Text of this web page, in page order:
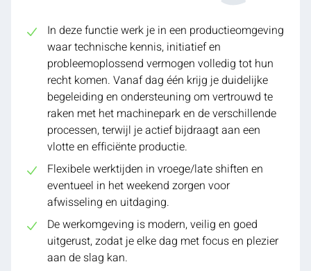
In deze functie werk je in een productieomgeving
waar technische kennis, initiatief en
probleemoplossend vermogen volledig tot hun
recht komen. Vanaf dag één krijg je duidelijke
begeleiding en ondersteuning om vertrouwd te
raken met het machinepark en de verschillende
processen, terwijl je actief bijdraagt aan een
vlotte en efficiënte productie.
Flexibele werktijden in vroege/late shiften en
eventueel in het weekend zorgen voor
afwisseling en uitdaging.
De werkomgeving is modern, veilig en goed
uitgerust, zodat je elke dag met focus en plezier
aan de slag kan.